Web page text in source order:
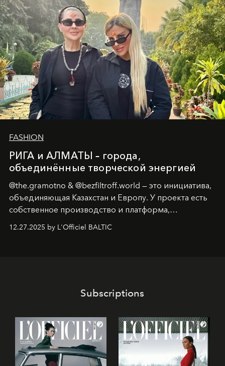
возрождения.
FASHION
РИГА и АЛМАТЫ – города,
объединённые творческой энергией
@the.gramotno & @bezfiltroff.world — это инициатива,
объединяющая Казахстан и Европу. У проекта есть
собственное производство и платформа,
решения для дизайнеров и молодых брендов.
12.27.2025 by L'Officiel BALTIC
Subscriptions